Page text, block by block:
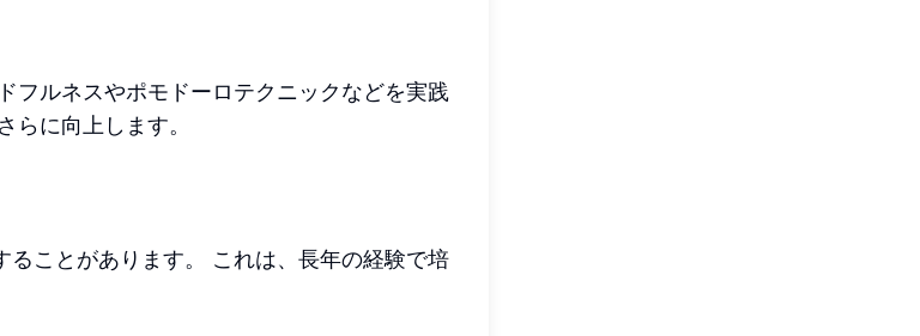
フルネスやポモドーロテクニックなどを実践
らに向上します。
ことがあります。 これは、長年の経験で培